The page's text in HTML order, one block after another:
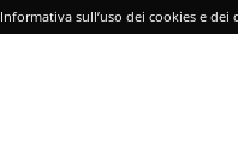
Informativa sull’uso dei cookies e dei